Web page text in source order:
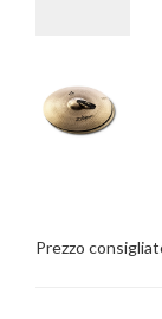
Prezzo